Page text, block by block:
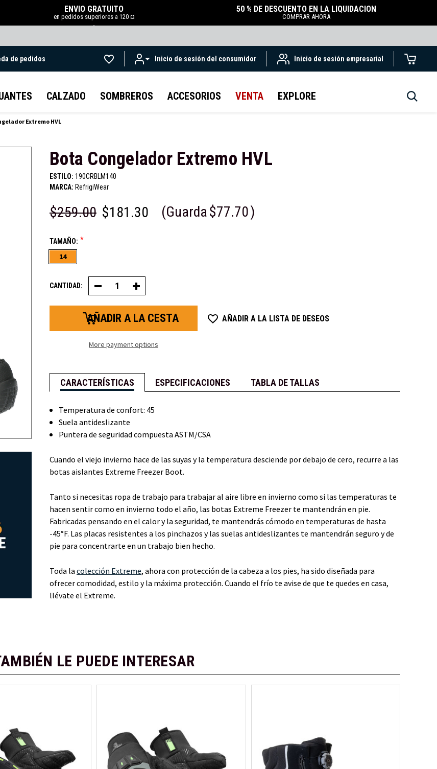
ENVÍO GRATUITO
en pedidos superiores a 120 ¤
.
50 % DE DESCUENTO EN LA LIQUIDACIÓN
COMPRAR AHORA
de pedidos Inicio de sesión del consumidor Inicio de sesión empresarial
CALZADO SOMBREROS ACCESORIOS VENTA EXPLORE
Extremo HVL
Bota Congelador Extremo HVL
ESTILO: 190CRBLM140
MARCA: RefrigiWear
$259.00 $181.30 (Guarda$77.70)
TAMAÑO: *
14
CANTIDAD: Disminuir
la
cantidad
de
Extreme
Boot
Aumentar
la
cantidad
Extreme
Boot
More payment options
AÑADIR A LA LISTA DE DESEOS
CARACTERÍSTICAS ESPECIFICACIONES TABLA DE TALLAS
Temperatura de confort: 45
Suela antideslizante
Puntera de seguridad compuesta ASTM/CSA
Cuando el viejo invierno hace de las suyas y la temperatura desciende por debajo de cero, recurre a las
botas aislantes Extreme Freezer Boot.
Tanto si necesitas ropa de trabajo para trabajar al aire libre en invierno como si las temperaturas te
hacen sentir como en invierno todo el año, las botas Extreme Freezer te mantendrán en pie.
Fabricadas pensando en el calor y la seguridad, te mantendrás cómodo en temperaturas de hasta
-45°F. Las placas resistentes a los pinchazos y las suelas antideslizantes te mantendrán seguro y de
pie para concentrarte en un trabajo bien hecho.
Toda la colección Extreme, ahora con protección de la cabeza a los pies, ha sido diseñada para
ofrecer comodidad, estilo y la máxima protección. Cuando el frío te avise de que te quedes en casa,
llévate el Extreme.
LE PUEDE INTERESAR